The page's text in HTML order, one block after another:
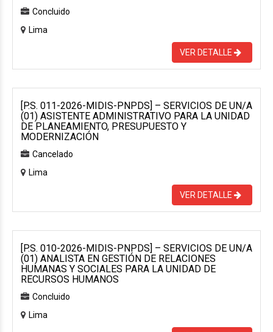
Concluido
Lima
VER DETALLE
[P.S. 011-2026-MIDIS-PNPDS] – SERVICIOS DE UN/A
(01) ASISTENTE ADMINISTRATIVO PARA LA UNIDAD
DE PLANEAMIENTO, PRESUPUESTO Y
MODERNIZACIÓN
Cancelado
Lima
VER DETALLE
[P.S. 010-2026-MIDIS-PNPDS] – SERVICIOS DE UN/A
(01) ANALISTA EN GESTIÓN DE RELACIONES
HUMANAS Y SOCIALES PARA LA UNIDAD DE
RECURSOS HUMANOS
Concluido
Lima